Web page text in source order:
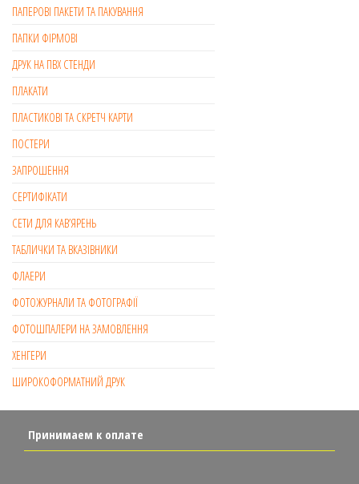
ПАПЕРОВІ ПАКЕТИ ТА ПАКУВАННЯ
ПАПКИ ФІРМОВІ
ДРУК НА ПВХ СТЕНДИ
ПЛАКАТИ
ПЛАСТИКОВІ ТА СКРЕТЧ КАРТИ
ПОСТЕРИ
ЗАПРОШЕННЯ
СЕРТИФІКАТИ
СЕТИ ДЛЯ КАВ’ЯРЕНЬ
ТАБЛИЧКИ ТА ВКАЗІВНИКИ
ФЛАЕРИ
ФОТОЖУРНАЛИ ТА ФОТОГРАФІЇ
ФОТОШПАЛЕРИ НА ЗАМОВЛЕННЯ
ХЕНГЕРИ
ШИРОКОФОРМАТНИЙ ДРУК
Принимаем к оплате